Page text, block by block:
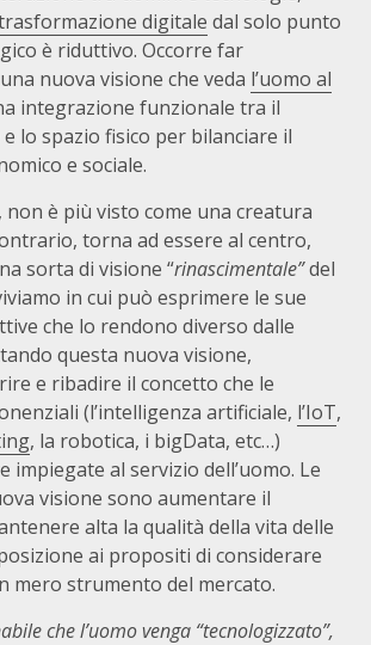
digitale dal solo punto
è riduttivo. Occorre far
nuova visione che veda l’uomo al
integrazione funzionale tra il
lo spazio fisico per bilanciare il
e sociale.
non è più visto come una creatura
torna ad essere al centro,
sorta di visione “rinascimentale”del
in cui può esprimere le sue
che lo rendono diverso dalle
questa nuova visione,
e ribadire il concetto che le
(l’intelligenza artificiale, l’IoT,
, la robotica, i bigData, etc…)
impiegate al servizio dell’uomo. Le
visione sono aumentare il
alta la qualità della vita delle
ai propositi di considerare
mero strumento del mercato.
che l’uomo venga “tecnologizzato”,